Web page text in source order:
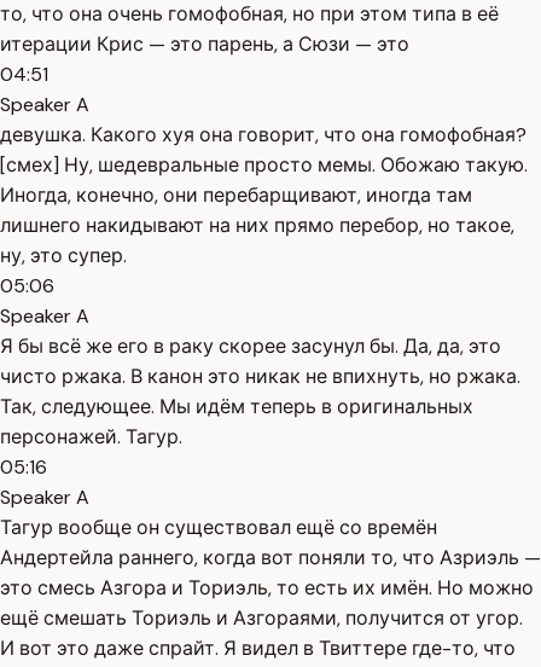
то, что она очень гомофобная, но при этом типа в её
итерации Крис — это парень, а Сюзи — это
04:51
Speaker A
девушка. Какого хуя она говорит, что она гомофобная?
[смех] Ну, шедевральные просто мемы. Обожаю такую.
Иногда, конечно, они перебарщивают, иногда там
лишнего накидывают на них прямо перебор, но такое,
ну, это супер.
05:06
Speaker A
Я бы всё же его в раку скорее засунул бы. Да, да, это
чисто ржака. В канон это никак не впихнуть, но ржака.
Так, следующее. Мы идём теперь в оригинальных
персонажей. Тагур.
05:16
Speaker A
Тагур вообще он существовал ещё со времён
Андертейла раннего, когда вот поняли то, что Азриэль —
это смесь Азгора и Ториэль, то есть их имён. Но можно
ещё смешать Ториэль и Азгораями, получится от угор.
И вот это даже спрайт. Я видел в Твиттере где-то, что